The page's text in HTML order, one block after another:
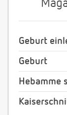
Geburt
Geburt
Hebamme